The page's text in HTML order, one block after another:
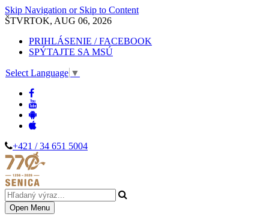
Skip Navigation or Skip to Content
ŠTVRTOK, AUG 06, 2026
PRIHLÁSENIE / FACEBOOK
SPÝTAJTE SA MSÚ
Select Language ▼
+421 / 34 651 5004
Open Menu